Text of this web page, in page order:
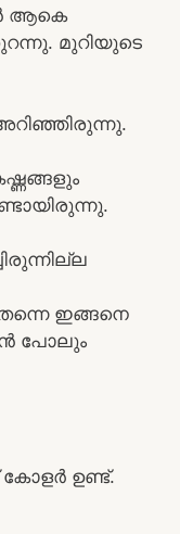
ആകെ
മുറിയുടെ
ഇങ്ങനെ
പോലും
ഉണ്ട്.